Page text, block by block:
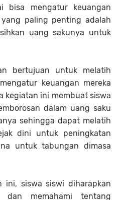
bisa mengatur keuangan
paling penting adalah
uang sakunya untuk
bertujuan untuk melatih
keuangan mereka
kegiatan ini membuat siswa
dalam uang saku
sehingga dapat melatih
dini untuk peningkatan
untuk tabungan dimasa
ini, siswa siswi diharapkan
dan memahami tentang